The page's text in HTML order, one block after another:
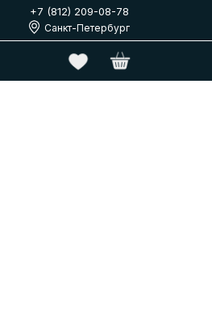
Санкт-Петербург
+7 (812) 209-08-78